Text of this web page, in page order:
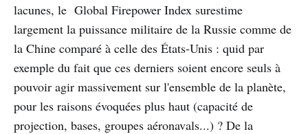
lacunes, le Global Firepower Index surestime
largement la puissance militaire de la Russie comme de
la Chine comparé à celle des États-Unis : quid par
exemple du fait que ces derniers soient encore seuls à
pouvoir agir massivement sur l'ensemble de la planète,
pour les raisons évoquées plus haut (capacité de
projection, bases, groupes aéronavals...) ? De la